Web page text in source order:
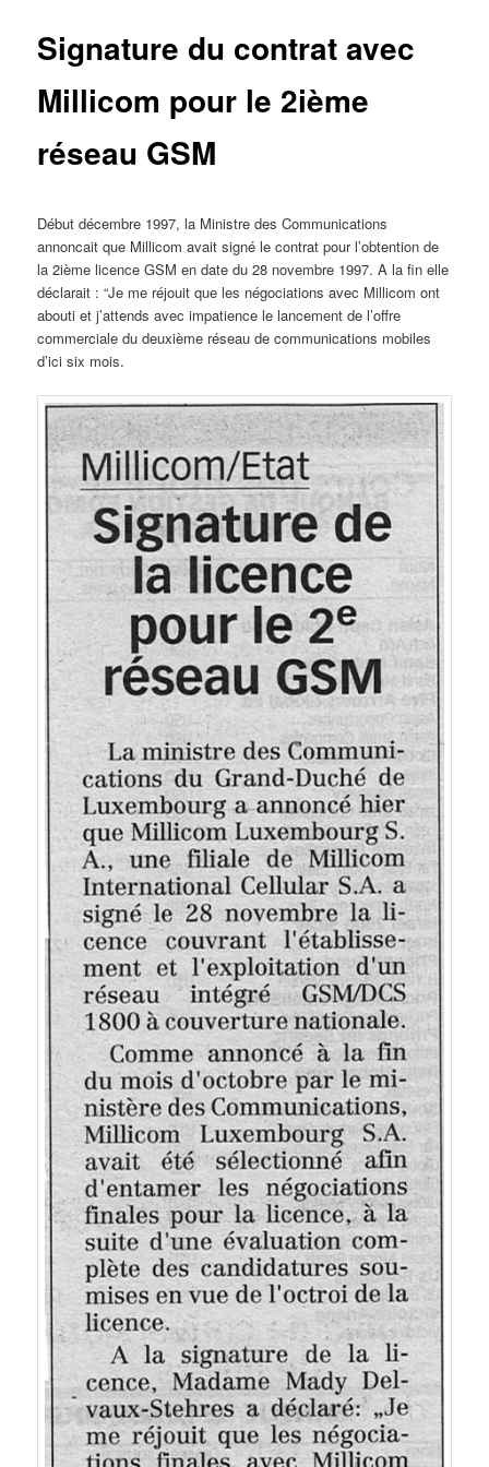
Signature du contrat avec
Millicom pour le 2ième
réseau GSM
Début décembre 1997, la Ministre des Communications
annoncait que Millicom avait signé le contrat pour l’obtention de
la 2ième licence GSM en date du 28 novembre 1997. A la fin elle
déclarait : “Je me réjouit que les négociations avec Millicom ont
abouti et j’attends avec impatience le lancement de l’offre
commerciale du deuxième réseau de communications mobiles
d’ici six mois.